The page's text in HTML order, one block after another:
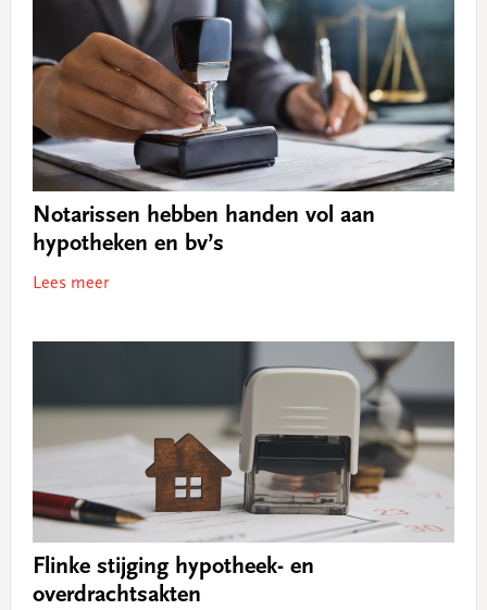
Notarissen hebben handen vol aan
hypotheken en bv’s
Lees meer
Flinke stijging hypotheek- en
overdrachtsakten